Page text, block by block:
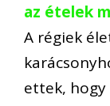
az ételek
A régiek
ettek, hogy